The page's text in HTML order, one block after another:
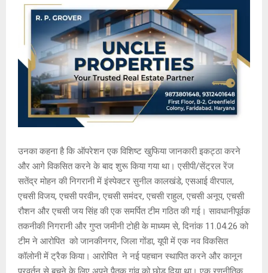
उनका कहना है कि ऑपरेशन एक विशिष्ट खुफिया जानकारी इकट्ठा करने
और आगे विकसित करने के बाद शुरू किया गया था। एसीपी/सेंट्रल रेंज
सतेंद्र मोहन की निगरानी में इंस्पेक्टर सुनील कालखंडे, एसआई वीरपाल,
एचसी विजय, एचसी परवीन, एचसी समंदर, एचसी राहुल, एचसी अनूप, एचसी
रौशन और एचसी जय सिंह की एक समर्पित टीम गठित की गई। सावधानीपूर्वक
तकनीकी निगरानी और गुप्त जमीनी टोही के माध्यम से, दिनांक 11.04.26 को
टीम ने आरोपित को जानकीनगर, जिला गोंडा, यूपी में एक नव विकसित
कॉलोनी में ट्रैक किया। आरोपित ने नई पहचान स्थापित करने और कानून